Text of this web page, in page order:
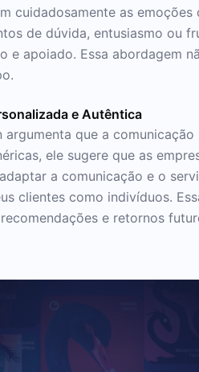
cuidadosamente as
de dúvida, entusiasmo ou
e apoiado. Essa abordagem
e Autêntica
argumenta que a
ele sugere que as
a comunicação e o
clientes como indivíduos.
e retornos